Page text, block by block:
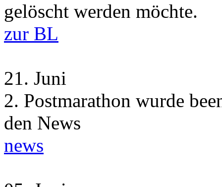
gelöscht werden möchte.
zur BL
21. Juni
2. Postmarathon wurde
den News
news